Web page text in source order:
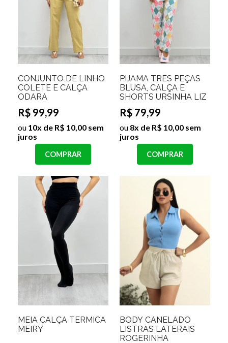
CONJUNTO DE LINHO
COLETE E CALÇA
ODARA
R$ 99,99
ou 10x de R$ 10,00 sem
juros
COMPRAR
PIJAMA TRÊS PEÇAS
BLUSA, CALÇA E
SHORTS URSINHA LIZ
R$ 79,99
ou 8x de R$ 10,00 sem
juros
COMPRAR
MEIA CALÇA TERMICA
MEIRY
BODY CANELADO
LISTRAS LATERAIS
ROGERINHA